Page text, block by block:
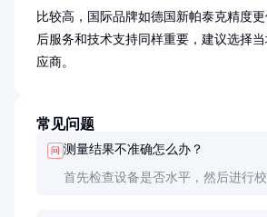
比较高，国际品牌如德国新帕泰克精度
后服务和技术支持同样重要，建议选择
应商。
常见问题
问 测量结果不准确怎么办？
首先检查设备是否水平，然后进行